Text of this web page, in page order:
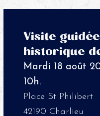
Visite
historique
Mardi 18 août
10h.
Place St Philibert
42190 Charlieu